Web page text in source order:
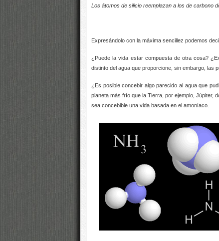
Los átomos de silicio reemplazan a los de carbono
Expresándolo con la máxima sencillez podemos
¿Puede la vida estar compuesta de otra cosa?
distinto del agua que proporcione, sin embargo, las
¿Es posible concebir algo parecido al agua que
planeta más frío que la Tierra, por ejemplo, Júpiter,
sea concebible una vida basada en el amoníaco.